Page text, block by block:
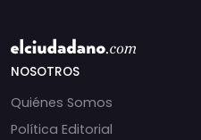
NOSOTROS
Quiénes Somos
Política Editorial